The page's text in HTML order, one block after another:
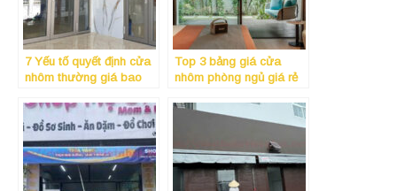
7 Yếu tố quyết định cửa
nhôm thường giá bao
mua bỏ qua
Top 3 bảng giá cửa
nhôm phòng ngủ giá rẻ
cách âm, kín khít